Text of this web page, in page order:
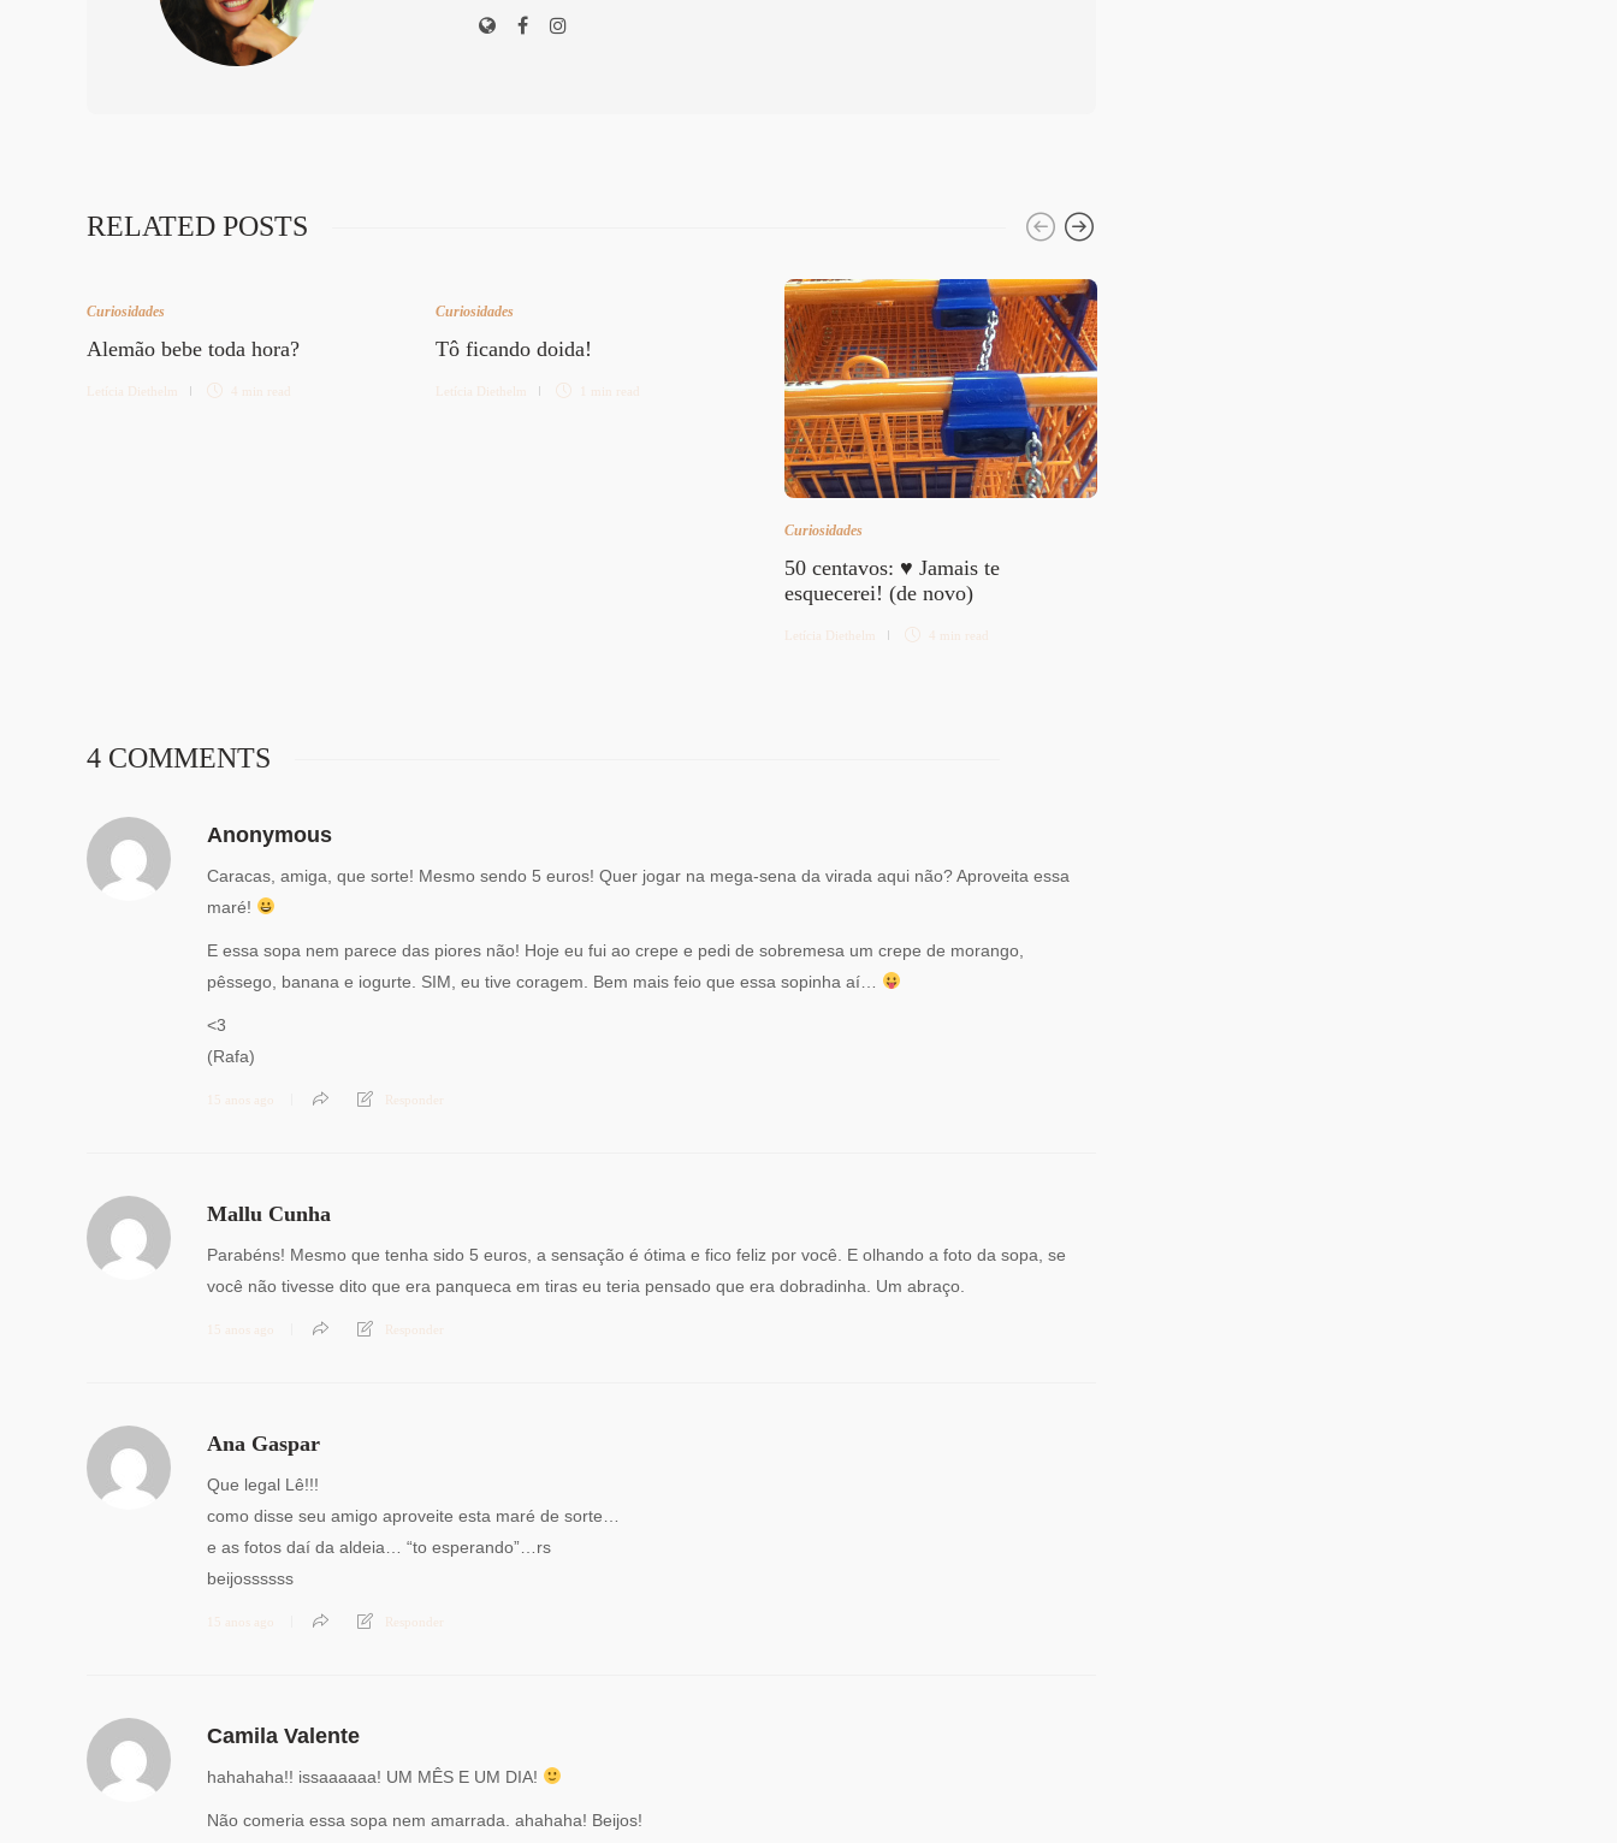
RELATED POSTS
Curiosidades
Alemão bebe toda hora?
Letícia Diethelm 4 min read
Curiosidades
Tô ficando doida!
Letícia Diethelm 1 min read
Curiosidades
50 centavos: ♥ Jamais te
esquecerei! (de novo)
Letícia Diethelm 4 min read
4 COMMENTS
Anonymous
Caracas, amiga, que sorte! Mesmo sendo 5 euros! Quer jogar na mega-sena da virada aqui não? Aproveita essa
maré!
E essa sopa nem parece das piores não! Hoje eu fui ao crepe e pedi de sobremesa um crepe de morango,
pêssego, banana e iogurte. SIM, eu tive coragem. Bem mais feio que essa sopinha aí…
<3
(Rafa)
15 anos ago Responder
Mallu Cunha
Parabéns! Mesmo que tenha sido 5 euros, a sensação é ótima e fico feliz por você. E olhando a foto da sopa, se
você não tivesse dito que era panqueca em tiras eu teria pensado que era dobradinha. Um abraço.
15 anos ago Responder
Ana Gaspar
Que legal Lê!!!
como disse seu amigo aproveite esta maré de sorte…
e as fotos daí da aldeia… “to esperando”…rs
beijossssss
15 anos ago Responder
Camila Valente
hahahaha!! issaaaaaa! UM MÊS E UM DIA!
Não comeria essa sopa nem amarrada. ahahaha! Beijos!